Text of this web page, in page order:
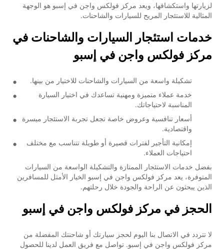
لزيارتها واستكشافها، ويعد مركز فولكس واجن في إسبو هو الوجهة
المثالية للاستئجار المريح للسيارات والشاحنات.
خدمات استئجار السيارات والشاحنات في
مركز فولكس واجن في إسبو
تشكيلة واسعة من السيارات والشاحنات للاختيار من بينها.
خدمة عملاء متميزة ومهنية تساعدك في اختيار السيارة
المناسبة لاحتياجاتك.
أسعار تنافسية وعروض خاصة تجعل تجربة الاستئجار ميسرة
واقتصادية.
إمكانية التأجير لفترات قصيرة أو طويلة تتناسب مع مختلف
احتياجات العملاء.
بفضل خدمات الاستئجار الممتازة والتشكيلة الواسعة من السيارات
المتوفرة، يعد مركز فولكس واجن في إسبو الخيار الأمثل للمسافرين
الذين يبحثون عن الراحة والجودة خلال رحلتهم.
الحجز في مركز فولكس واجن في إسبو
لا تتردد في الاتصال بنا اليوم لحجز سيارتك أو شاحنتك المفضلة من
مركز فولكس واجن في إسبو. تواصل مع فريق العمل لدينا للحصول